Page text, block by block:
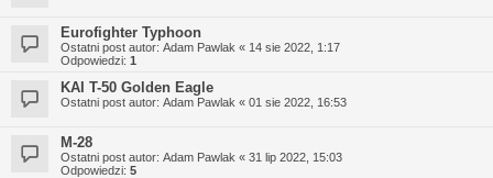
Eurofighter Typhoon
Ostatni post autor: Adam Pawlak « 14 sie 2022, 1:17
Odpowiedzi: 1
KAI T-50 Golden Eagle
Ostatni post autor: Adam Pawlak « 01 sie 2022, 16:53
M-28
Ostatni post autor: Adam Pawlak « 31 lip 2022, 15:03
Odpowiedzi: 5